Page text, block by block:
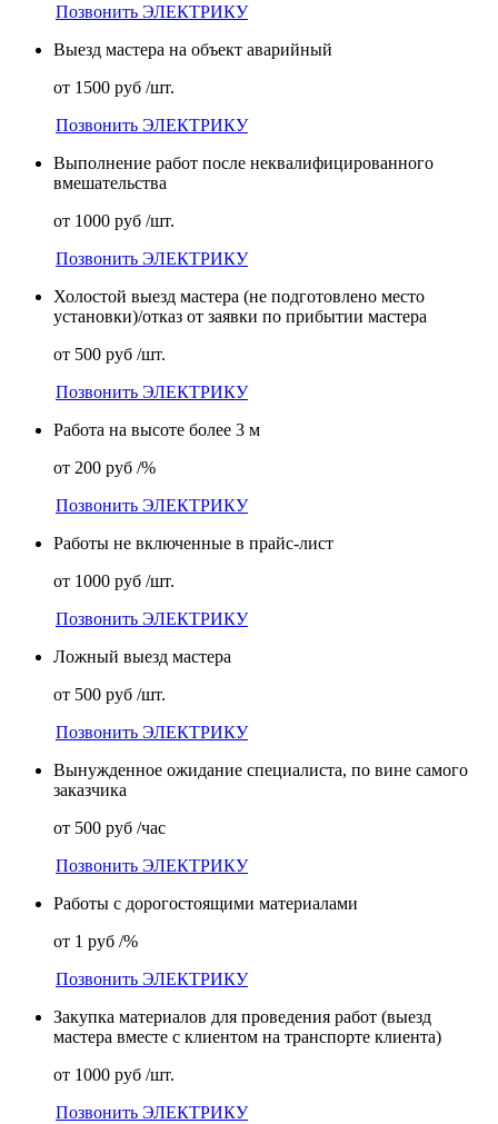
Позвонить ЭЛЕКТРИКУ
Выезд мастера на объект аварийный
от 1500 руб /шт.
Позвонить ЭЛЕКТРИКУ
Выполнение работ после неквалифицированного
вмешательства
от 1000 руб /шт.
Позвонить ЭЛЕКТРИКУ
Холостой выезд мастера (не подготовлено место
установки)/отказ от заявки по прибытии мастера
от 500 руб /шт.
Позвонить ЭЛЕКТРИКУ
Работа на высоте более 3 м
от 200 руб /%
Позвонить ЭЛЕКТРИКУ
Работы не включенные в прайс-лист
от 1000 руб /шт.
Позвонить ЭЛЕКТРИКУ
Ложный выезд мастера
от 500 руб /шт.
Позвонить ЭЛЕКТРИКУ
Вынужденное ожидание специалиста, по вине самого
заказчика
от 500 руб /час
Позвонить ЭЛЕКТРИКУ
Работы с дорогостоящими материалами
от 1 руб /%
Позвонить ЭЛЕКТРИКУ
Закупка материалов для проведения работ (выезд
мастера вместе с клиентом на транспорте клиента)
от 1000 руб /шт.
Позвонить ЭЛЕКТРИКУ